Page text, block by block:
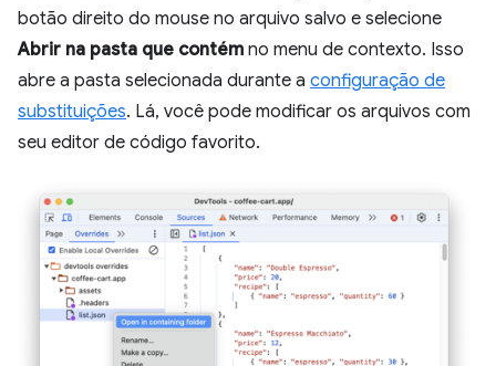
botão direito do mouse no arquivo salvo e selecione
Abrir na pasta que contém no menu de contexto. Isso
abre a pasta selecionada durante a configuração de
substituições. Lá, você pode modificar os arquivos com
seu editor de código favorito.